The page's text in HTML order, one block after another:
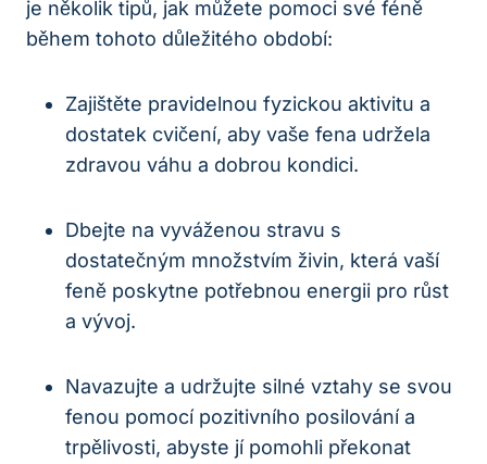
je několik tipů, jak můžete pomoci své féně
během tohoto důležitého období:
Zajištěte pravidelnou fyzickou aktivitu a
dostatek cvičení, aby vaše fena udržela
zdravou váhu a dobrou kondici.
Dbejte na vyváženou stravu s
dostatečným množstvím živin, která vaší
feně poskytne potřebnou energii pro růst
a vývoj.
Navazujte a udržujte silné vztahy se svou
fenou pomocí pozitivního posilování a
trpělivosti, abyste jí pomohli překonat